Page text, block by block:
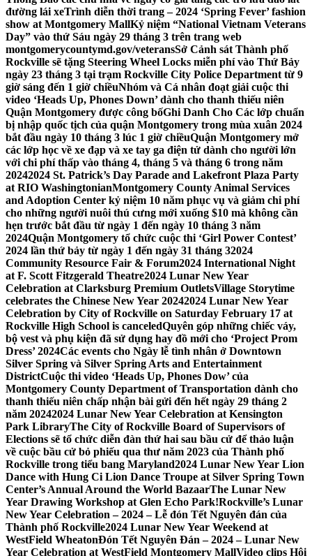
đường lái xeTrình diễn thời trang – 2024 ‘Spring Fever’ fashion
show at Montgomery MallKỷ niệm “National Vietnam Veterans
Day” vào thứ Sáu ngày 29 tháng 3 trên trang web
montgomerycountymd.gov/veteransSở Cảnh sát Thành phố
Rockville sẽ tặng Steering Wheel Locks miễn phí vào Thứ Bảy
ngày 23 tháng 3 tại trạm Rockville City Police Department từ 9
giờ sáng đến 1 giờ chiềuNhóm và Cá nhân đoạt giải cuộc thi
video ‘Heads Up, Phones Down’ dành cho thanh thiếu niên
Quận Montgomery được công bốGhi Danh Cho Các lớp chuẩn
bị nhập quốc tịch của quận Montgomery trong mùa xuân 2024
bắt đầu ngày 10 tháng 3 lúc 1 giờ chiềuQuận Montgomery mở
các lớp học về xe đạp và xe tay ga điện tử dành cho người lớn
với chi phí thấp vào tháng 4, tháng 5 và tháng 6 trong năm
20242024 St. Patrick’s Day Parade and Lakefront Plaza Party
at RIO WashingtonianMontgomery County Animal Services
and Adoption Center kỷ niệm 10 năm phục vụ và giảm chi phí
cho những người nuôi thú cưng mới xuống $10 mà không cần
hẹn trước bắt đầu từ ngày 1 đến ngày 10 tháng 3 năm
2024Quận Montgomery tổ chức cuộc thi ‘Girl Power Contest’
2024 lần thứ bảy từ ngày 1 đến ngày 31 tháng 32024
Community Resource Fair & Forum2024 International Night
at F. Scott Fitzgerald Theatre2024 Lunar New Year
Celebration at Clarksburg Premium OutletsVillage Storytime
celebrates the Chinese New Year 20242024 Lunar New Year
Celebration by City of Rockville on Saturday February 17 at
Rockville High School is canceledQuyên góp những chiếc váy,
bộ vest và phụ kiện đã sử dụng hay đồ mới cho ‘Project Prom
Dress’ 2024Các events cho Ngày lễ tình nhân ở Downtown
Silver Spring và Silver Spring Arts and Entertainment
DistrictCuộc thi video ‘Heads Up, Phones Dow’ của
Montgomery County Department of Transportation dành cho
thanh thiếu niên chấp nhận bài gửi đến hết ngày 29 tháng 2
năm 20242024 Lunar New Year Celebration at Kensington
Park LibraryThe City of Rockville Board of Supervisors of
Elections sẽ tổ chức diễn đàn thứ hai sau bầu cử để thảo luận
về cuộc bầu cử bỏ phiếu qua thư năm 2023 của Thành phố
Rockville trong tiểu bang Maryland2024 Lunar New Year Lion
Dance with Hung Ci Lion Dance Troupe at Silver Spring Town
Center’s Annual Around the World BazaarThe Lunar New
Year Drawing Workshop at Glen Echo Park!Rockville’s Lunar
New Year Celebration – 2024 – Lễ đón Tết Nguyên đán của
Thành phố Rockville2024 Lunar New Year Weekend at
WestField WheatonĐón Tết Nguyên Đán – 2024 – Lunar New
Year Celebration at WestField Montgomery MallVideo clips Hội